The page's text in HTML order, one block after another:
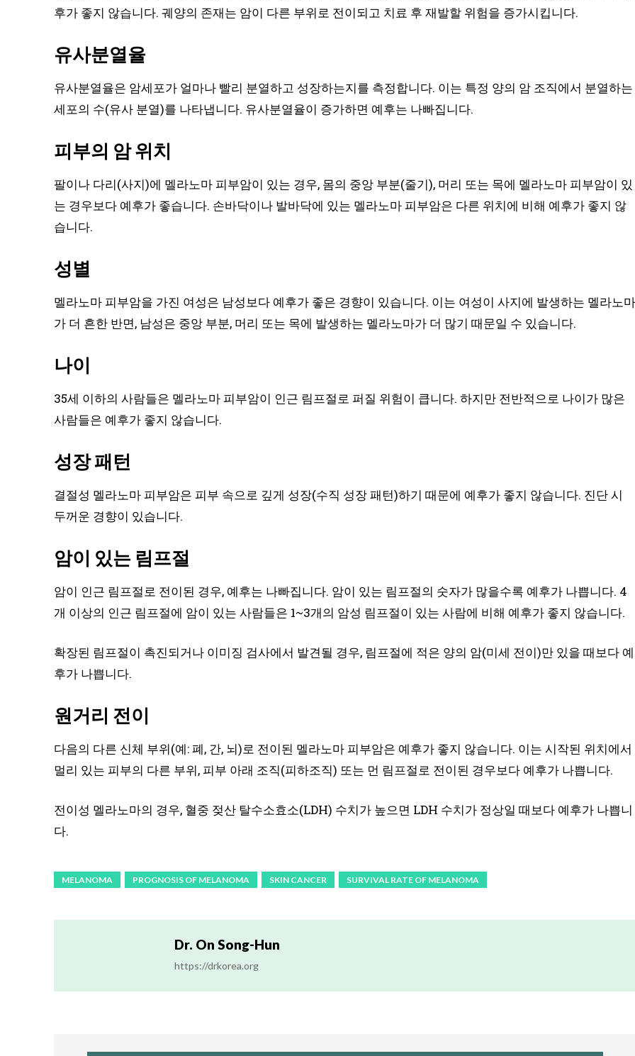
후가 좋지 않습니다. 궤양의 존재는 암이 다른 부위로 전이되고 치료 후 재발할 위험을 증가시킵니다.
유사분열율
유사분열율은 암세포가 얼마나 빨리 분열하고 성장하는지를 측정합니다. 이는 특정 양의 암 조직에서 분열하는
세포의 수(유사 분열)를 나타냅니다. 유사분열율이 증가하면 예후는 나빠집니다.
피부의 암 위치
팔이나 다리(사지)에 멜라노마 피부암이 있는 경우, 몸의 중앙 부분(줄기), 머리 또는 목에 멜라노마 피부암이 있
는 경우보다 예후가 좋습니다. 손바닥이나 발바닥에 있는 멜라노마 피부암은 다른 위치에 비해 예후가 좋지 않
습니다.
성별
멜라노마 피부암을 가진 여성은 남성보다 예후가 좋은 경향이 있습니다. 이는 여성이 사지에 발생하는 멜라노마
가 더 흔한 반면, 남성은 중앙 부분, 머리 또는 목에 발생하는 멜라노마가 더 많기 때문일 수 있습니다.
나이
35세 이하의 사람들은 멜라노마 피부암이 인근 림프절로 퍼질 위험이 큽니다. 하지만 전반적으로 나이가 많은
사람들은 예후가 좋지 않습니다.
성장 패턴
결절성 멜라노마 피부암은 피부 속으로 깊게 성장(수직 성장 패턴)하기 때문에 예후가 좋지 않습니다. 진단 시
두꺼운 경향이 있습니다.
암이 있는 림프절
암이 인근 림프절로 전이된 경우, 예후는 나빠집니다. 암이 있는 림프절의 숫자가 많을수록 예후가 나쁩니다. 4
개 이상의 인근 림프절에 암이 있는 사람들은 1~3개의 암성 림프절이 있는 사람에 비해 예후가 좋지 않습니다.
확장된 림프절이 촉진되거나 이미징 검사에서 발견될 경우, 림프절에 적은 양의 암(미세 전이)만 있을 때보다 예
후가 나쁩니다.
원거리 전이
다음의 다른 신체 부위(예: 폐, 간, 뇌)로 전이된 멜라노마 피부암은 예후가 좋지 않습니다. 이는 시작된 위치에서
멀리 있는 피부의 다른 부위, 피부 아래 조직(피하조직) 또는 먼 림프절로 전이된 경우보다 예후가 나쁩니다.
전이성 멜라노마의 경우, 혈중 젖산 탈수소효소(LDH) 수치가 높으면 LDH 수치가 정상일 때보다 예후가 나쁩니
다.
MELANOMA PROGNOSIS OF MELANOMA SKIN CANCER SURVIVAL RATE OF MELANOMA
Dr. On Song-Hun
https://drkorea.org